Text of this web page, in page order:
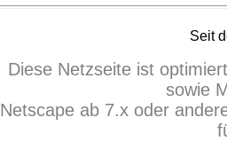
Seit
Diese Netzseite ist
sowie
Netscape ab 7.x oder